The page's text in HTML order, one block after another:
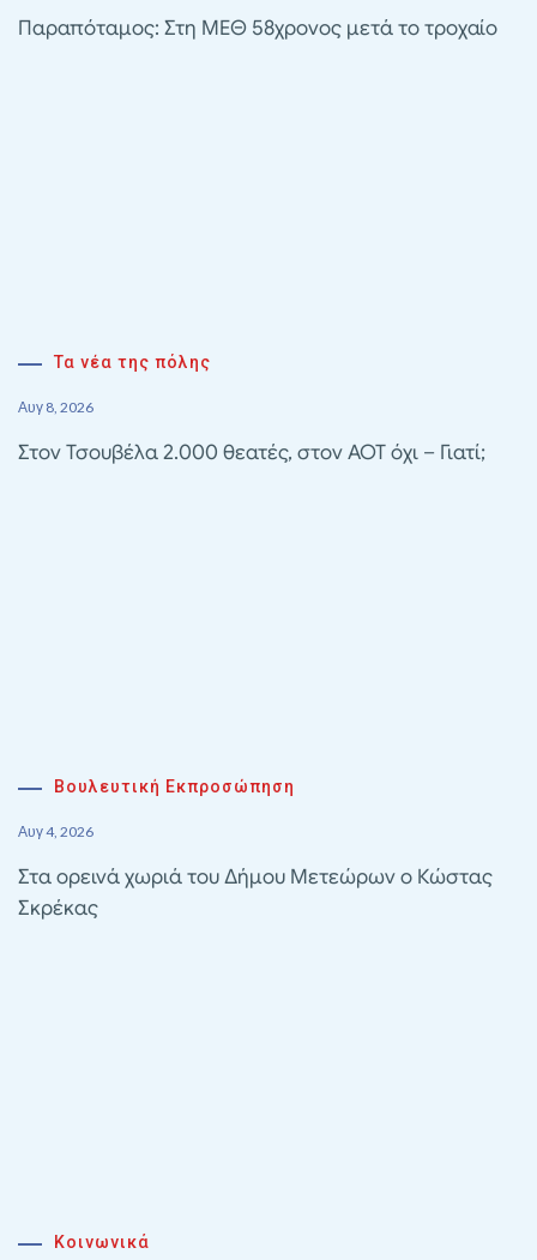
Παραπόταμος: Στη ΜΕΘ 58χρονος μετά το τροχαίο
Τα νέα της πόλης
Αυγ 8, 2026
Στον Τσουβέλα 2.000 θεατές, στον ΑΟΤ όχι – Γιατί;
Βουλευτική Εκπροσώπηση
Αυγ 4, 2026
Στα ορεινά χωριά του Δήμου Μετεώρων ο Κώστας
Σκρέκας
Κοινωνικά